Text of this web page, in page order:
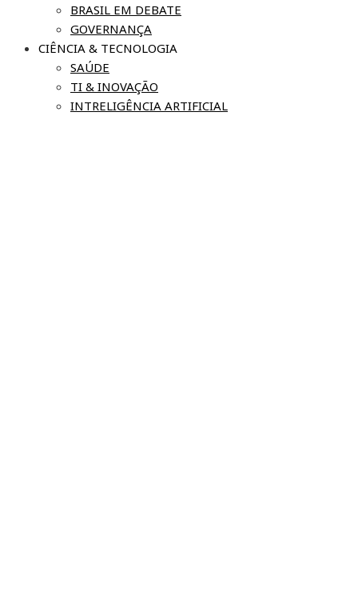
BRASIL EM DEBATE
GOVERNANÇA
CIÊNCIA & TECNOLOGIA
SAÚDE
TI & INOVAÇÃO
INTRELIGÊNCIA ARTIFICIAL